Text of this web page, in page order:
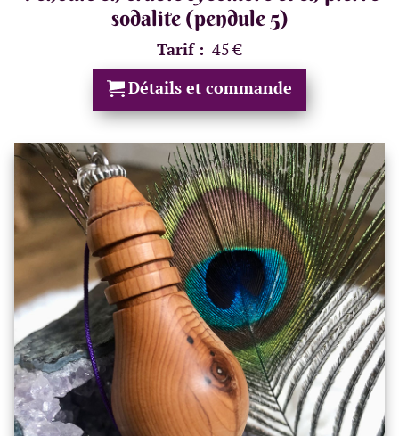
sodalite (pendule 5)
Tarif : 45 €
Détails et commande